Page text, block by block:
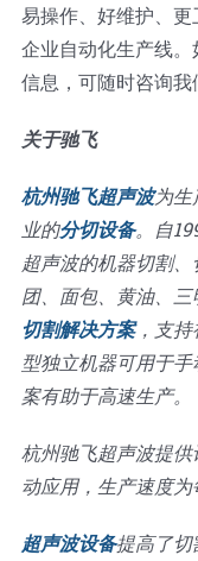
易操作、好维护、
企业自动化生产线
信息，可随时咨询我
关于驰飞
杭州驰飞超声波为生
业的分切设备。自
超声波的机器切割
团、面包、黄油、
切割解决方案，支持
型独立机器可用于
案有助于高速生产。
杭州驰飞超声波提供
动应用，生产速度为
超声波设备提高了切